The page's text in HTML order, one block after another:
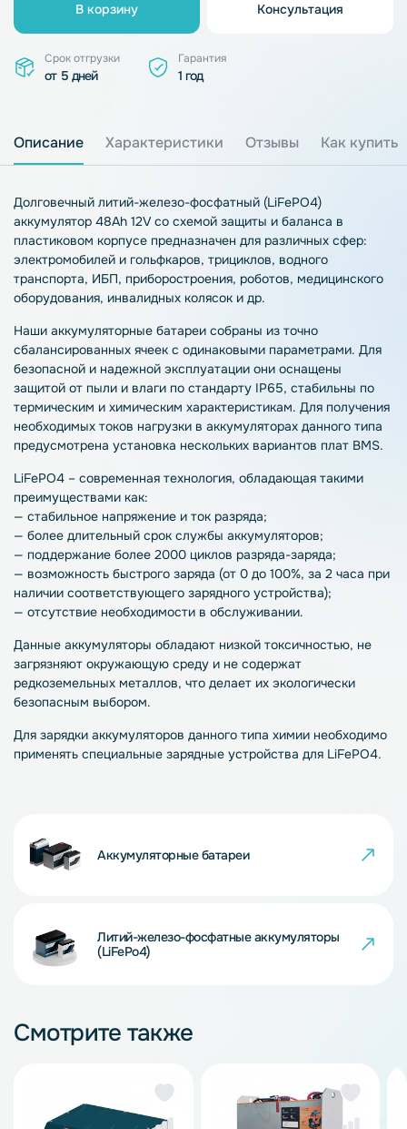
В корзину Консультация
Срок отгрузки
от 5 дней
Гарантия
1 год
Описание Характеристики Отзывы Как купить
Долговечный литий-железо-фосфатный (LiFePO4)
аккумулятор 48Ah 12V со схемой защиты и баланса в
пластиковом корпусе предназначен для различных сфер:
электромобилей и гольфкаров, трициклов, водного
транспорта, ИБП, приборостроения, роботов, медицинского
оборудования, инвалидных колясок и др.
Наши аккумуляторные батареи собраны из точно
сбалансированных ячеек с одинаковыми параметрами. Для
безопасной и надежной эксплуатации они оснащены
защитой от пыли и влаги по стандарту IP65, стабильны по
термическим и химическим характеристикам. Для получения
необходимых токов нагрузки в аккумуляторах данного типа
предусмотрена установка нескольких вариантов плат BMS.
LiFePO4 – современная технология, обладающая такими
преимуществами как:
— стабильное напряжение и ток разряда;
— более длительный срок службы аккумуляторов;
— поддержание более 2000 циклов разряда-заряда;
— возможность быстрого заряда (от 0 до 100%, за 2 часа при
наличии соответствующего зарядного устройства);
— отсутствие необходимости в обслуживании.
Данные аккумуляторы обладают низкой токсичностью, не
загрязняют окружающую среду и не содержат
редкоземельных металлов, что делает их экологически
безопасным выбором.
Для зарядки аккумуляторов данного типа химии необходимо
применять специальные зарядные устройства для LiFePO4.
Аккумуляторные батареи
Литий-железо-фосфатные аккумуляторы
(LiFePo4)
Смотрите также